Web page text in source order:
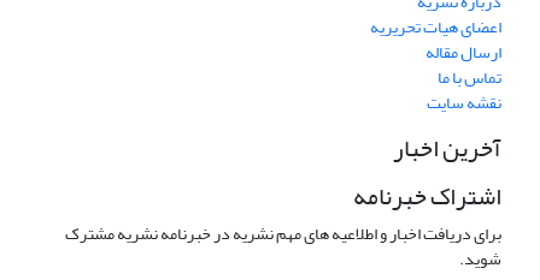
اعضای هیات تحریریه
ارسال مقاله
تماس با ما
نقشه سایت
آخرین اخبار
اشتراک خبرنامه
برای دریافت اخبار و اطلاعیه های مهم نشریه در خبرنامه نشریه مشترک
شوید.